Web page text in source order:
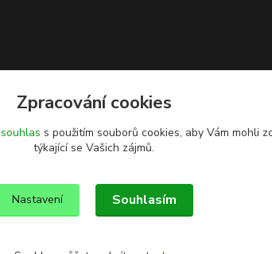
Zpracování cookies
souhlas s použitím souborů cookies, aby Vám mohli
týkající se Vašich zájmů.
Nastavení Souhlasím